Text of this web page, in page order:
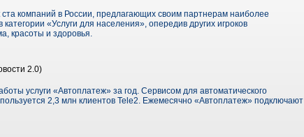
компаний в России, предлагающих своим партнерам наиболее
«Услуги для населения», опередив других игроков
красоты и здоровья.
2.0)
услуги «Автоплатеж» за год. Сервисом для автоматического
2,3 млн клиентов Tele2. Ежемесячно «Автоплатеж» подключают